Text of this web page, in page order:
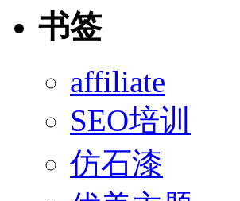
书签
affiliate
SEO培训
仿石漆